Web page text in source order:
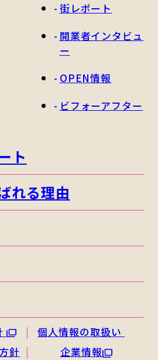
街レポート
開業者インタビュ
ー
OPEN情報
ビフォーアフター
ト
れる理由
個人情報の取扱い
針
企業情報